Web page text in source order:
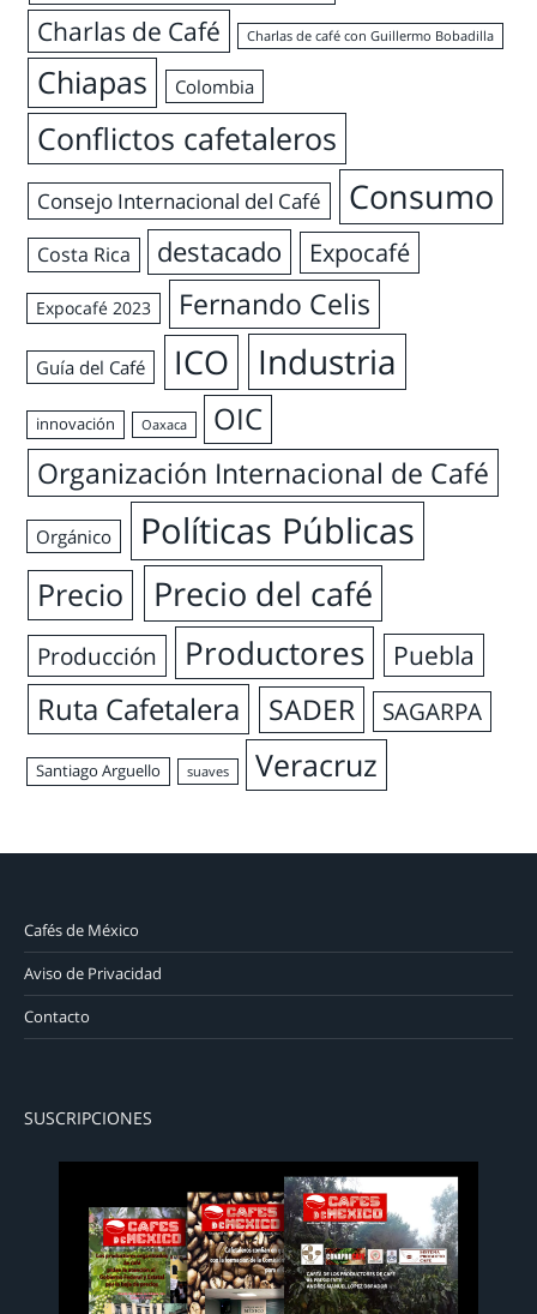
Charlas de Café Charlas de café con Guillermo Bobadilla
Chiapas Colombia
Conflictos cafetaleros
Consejo Internacional del Café Consumo
Costa Rica destacado Expocafé
Expocafé 2023 Fernando Celis
Guía del Café ICO Industria
innovación Oaxaca
OIC
Organización Internacional de Café
Orgánico Políticas Públicas
Precio Precio del café
Producción Productores Puebla
Ruta Cafetalera SADER SAGARPA
Santiago Arguello suaves Veracruz
Cafés de México
Aviso de Privacidad
Contacto
SUSCRIPCIONES